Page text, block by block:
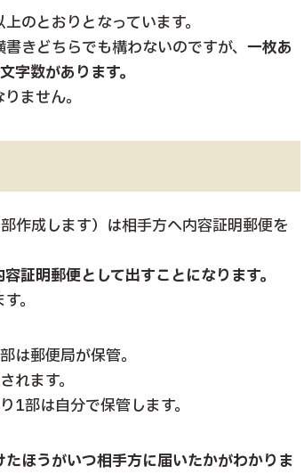
のとおりとなっています。
きどちらでも構わないのですが、 一枚あ
字数があります。
ません。
作成します）は相手方へ内容証明郵便を
証明郵便として出すことになります。
。
は郵便局が保管。
れます。
1部は自分で保管します。
ほうがいつ相手方に届いたかがわかりま